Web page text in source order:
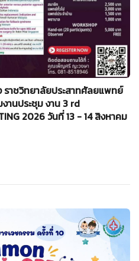
าชวิทยาลัยประสาทศัลยแพทย์
านประชุม งาน 3 rd
2026 วันที่ 13 - 14 สิงหาคม